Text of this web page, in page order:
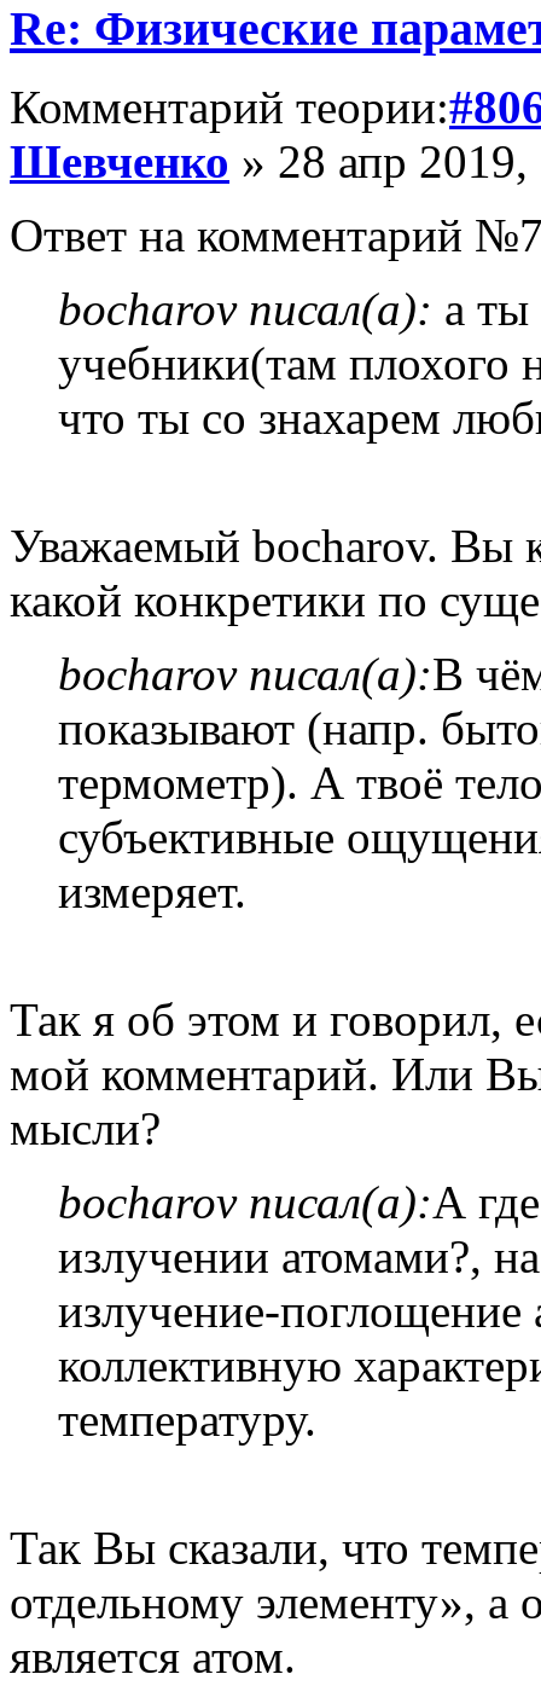
Re: Физические
Комментарий теории:
Шевченко » 28 апр 2019,
Ответ на комментарий
bocharov писал(а): а ты
учебники(там плохого
что ты со знахарем
Уважаемый bocharov. Вы
какой конкретики по
bocharov писал(а):В
показывают (напр.
термометр). А твоё
субъективные
измеряет.
Так я об этом и говорил,
мой комментарий. Или Вы
мысли?
bocharov писал(а):А
излучении атомами?,
излучение-
коллективную
температуру.
Так Вы сказали, что
отдельному элементу», а
является атом.